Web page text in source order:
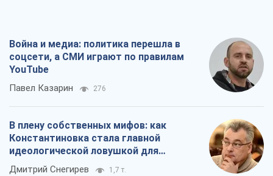
Война и медиа: политика перешла в
соцсети, а СМИ играют по правилам
YouTube
Павел Казарин 276
В плену собственных мифов: как
Константиновка стала главной
идеологической ловушкой для
российских оккупантов
Дмитрий Снегирев 1,7 т.